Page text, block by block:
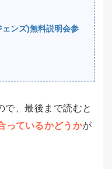
ンズ)無料説明会参
で、最後まで読むと
っているかどうかが